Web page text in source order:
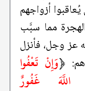
أزواجهم
مما سبَّب
عز وجل، فأنزل
﴿وَإِنْ تَعْفُوا
اللَّهَ غَفُورٌ